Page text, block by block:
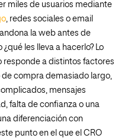
miles de usuarios mediante
, redes sociales o email
la web antes de
les lleva a hacerlo? Lo
a distintos factores
compra demasiado largo,
mensajes
falta de confianza o una
diferenciación con
punto en el que el CRO